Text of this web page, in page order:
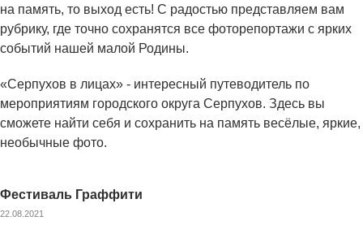
на память, то выход есть! С радостью представляем вам
рубрику, где точно сохранятся все фоторепортажи с ярких
событий нашей малой Родины.
«Серпухов в лицах» - интересный путеводитель по
мероприятиям городского округа Серпухов. Здесь вы
сможете найти себя и сохранить на память весёлые, яркие,
необычные фото.
Фестиваль Граффити
22.08.2021